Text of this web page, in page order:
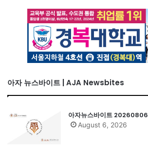
아자 뉴스바이트 | AJA Newsbites
아자뉴스바이트 20260806
August 6, 2026